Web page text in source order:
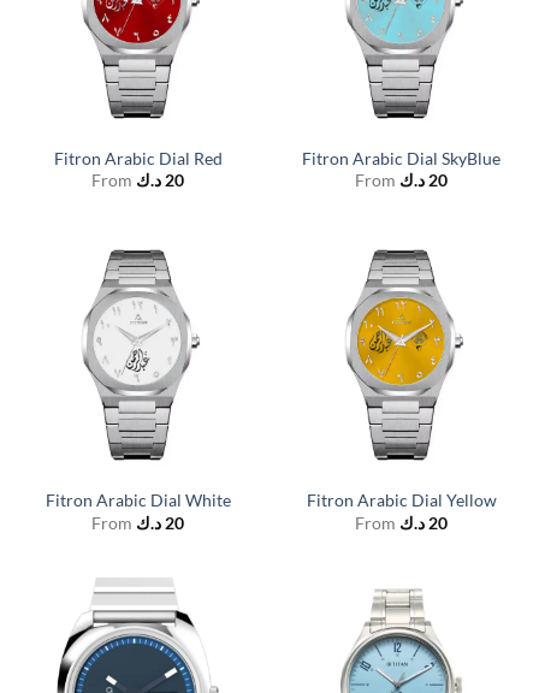
Fitron Arabic Dial Red
From
20د.ك
Fitron Arabic Dial SkyBlue
From
20د.ك
Fitron Arabic Dial White
From
20 د.ك
Fitron Arabic Dial Yellow
From
20 د.ك